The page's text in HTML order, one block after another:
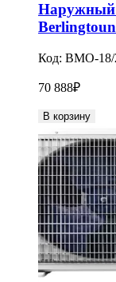
Наружный
Код: BMO-
70 888₽
В корзину